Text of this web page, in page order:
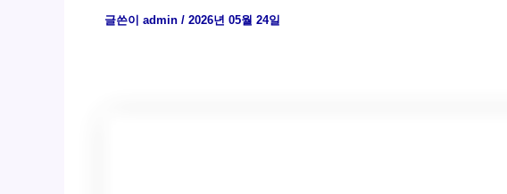
글쓴이 admin / 2026년 05월 24일